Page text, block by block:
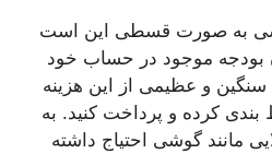
به صورت قسطی این است
بودجه موجود در حساب خود
سنگین و عظیمی از این هزینه
کرده و پرداخت کنید. به
مانند گوشی احتیاج داشته